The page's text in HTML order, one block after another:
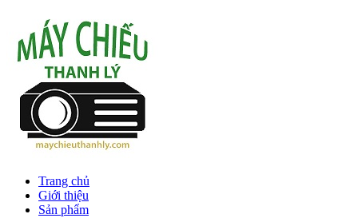
Trang chủ
Giới thiệu
Sản phẩm